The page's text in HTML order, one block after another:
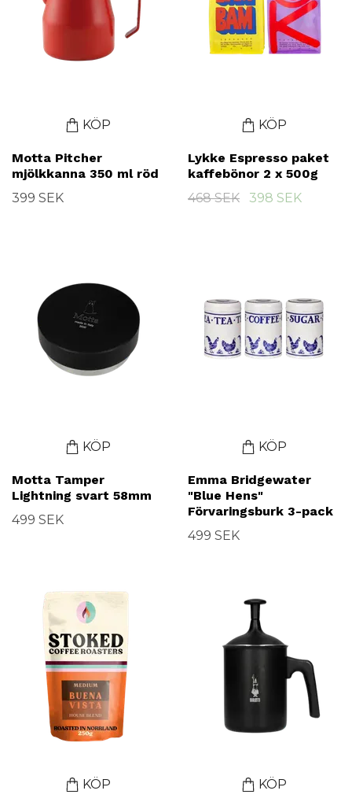
KÖP
Motta Pitcher
mjölkkanna 350 ml röd
399 SEK
KÖP
Lykke Espresso paket
kaffebönor 2 x 500g
468 SEK
398 SEK
KÖP
Motta Tamper
Lightning svart 58mm
499 SEK
KÖP
Emma Bridgewater
"Blue Hens"
Förvaringsburk 3-pack
499 SEK
KÖP KÖP